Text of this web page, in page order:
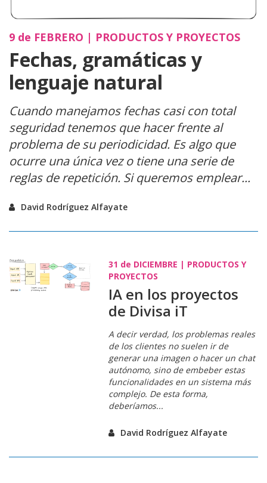
9 de FEBRERO | PRODUCTOS Y PROYECTOS
Fechas, gramáticas y
lenguaje natural
Cuando manejamos fechas casi con total
seguridad tenemos que hacer frente al
problema de superiodicidad. Es algo que
ocurre una única vez o tiene una serie de
reglas de repetición. Si queremos emplear...
David Rodríguez Alfayate
31 de DICIEMBRE | PRODUCTOS Y
PROYECTOS
IA en los proyectos
de Divisa iT
A decir verdad, los problemas reales
de los clientes no suelen ir de
generar una imagen o hacer un chat
autónomo, sino de embeber estas
funcionalidades en un sistema más
complejo. De esta forma,
deberíamos...
David Rodríguez Alfayate